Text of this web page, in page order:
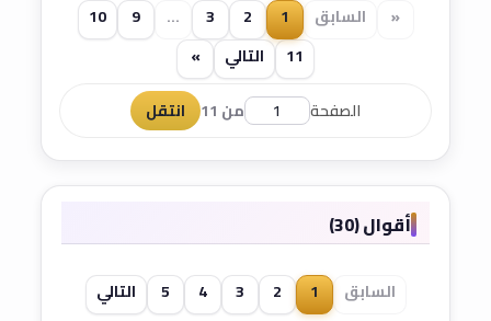
« السابق 1
2
3
...
9
10
11
التالي
»
الصفحة
من 11 انتقل
أقوال (30)
السابق 1
2
3
4
5 التالي